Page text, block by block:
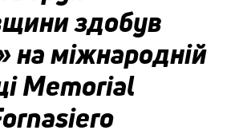
здобув
на міжнародній
Memorial